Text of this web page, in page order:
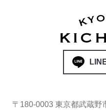
〒180-0003 東京都武蔵野